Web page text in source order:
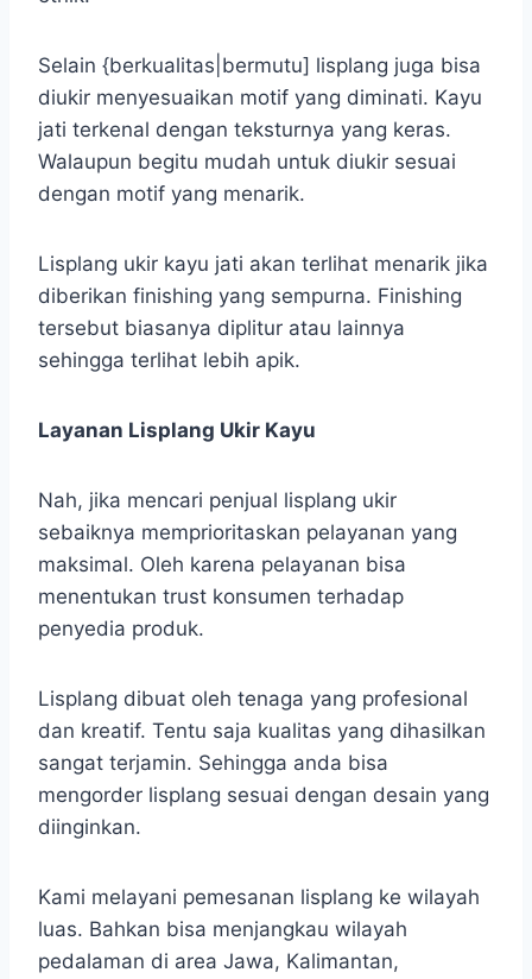
Selain {berkualitas|bermutu] lisplang juga bisa
diukir menyesuaikan motif yang diminati. Kayu
jati terkenal dengan teksturnya yang keras.
Walaupun begitu mudah untuk diukir sesuai
dengan motif yang menarik.
Lisplang ukir kayu jati akan terlihat menarik jika
diberikan finishing yang sempurna. Finishing
tersebut biasanya diplitur atau lainnya
sehingga terlihat lebih apik.
Layanan Lisplang Ukir Kayu
Nah, jika mencari penjual lisplang ukir
sebaiknya memprioritaskan pelayanan yang
maksimal. Oleh karena pelayanan bisa
menentukan trust konsumen terhadap
penyedia produk.
Lisplang dibuat oleh tenaga yang profesional
dan kreatif. Tentu saja kualitas yang dihasilkan
sangat terjamin. Sehingga anda bisa
mengorder lisplang sesuai dengan desain yang
diinginkan.
Kami melayani pemesanan lisplang ke wilayah
luas. Bahkan bisa menjangkau wilayah
pedalaman di area Jawa, Kalimantan,